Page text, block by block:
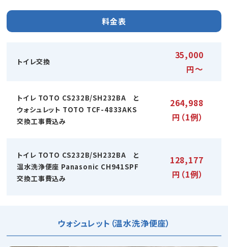
料金表
トイレ交換
35,000
円～
トイレ TOTO CS232B/SH232BA と
ウォシュレット TOTO TCF-4833AKS
交換工事費込み
264,988
円（1例）
トイレ TOTO CS232B/SH232BA と
温水洗浄便座 Panasonic CH941SPF
交換工事費込み
128,177
円（1例）
ウォシュレット（温水洗浄便座）